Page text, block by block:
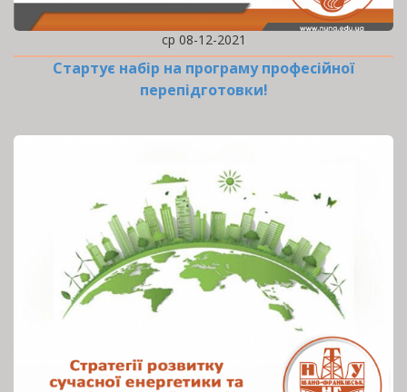
ср 08-12-2021
Стартує набір на програму професійної
перепідготовки!